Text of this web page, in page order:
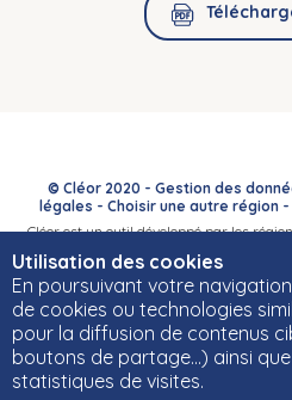
Utilisation des cookies
En poursuivant votre
de cookies ou technologies
pour la diffusion de contenus
boutons de partage…) ainsi
statistiques de visites.
© Cléor 2020 - Gestion des
légales - Choisir une autre région-
Cléor est un outil développé par les